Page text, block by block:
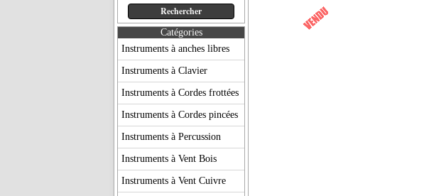
Catégories
Instruments à anches libres
Instruments à Clavier
Instruments à Cordes frottées
Instruments à Cordes pincées
Instruments à Percussion
Instruments à Vent Bois
Instruments à Vent Cuivre